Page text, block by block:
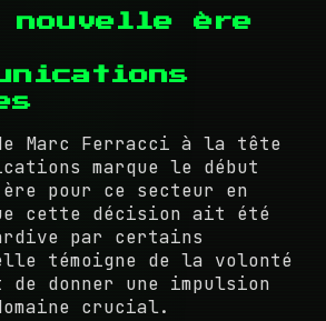
nouvelle ère
Marc Ferracci à la tête
marque le début
pour ce secteur en
cette décision ait été
par certains
témoigne de la volonté
de donner une impulsion
crucial.